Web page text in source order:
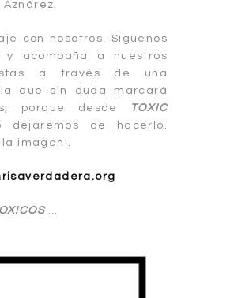
con nosotros. Síguenos
y acompaña a nuestros
a través de una
que sin duda marcará
porque desde
TOXIC
dejaremos de hacerlo.
imagen!.